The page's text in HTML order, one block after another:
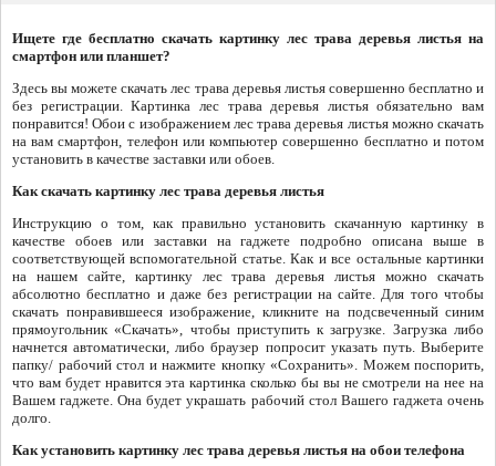
Ищете где бесплатно скачать картинку лес трава деревья листья на
смартфон или планшет?
Здесь вы можете скачать лес трава деревья листья совершенно бесплатно и
без регистрации. Картинка лес трава деревья листья обязательно вам
понравится! Обои с изображением лес трава деревья листья можно скачать
на вам смартфон, телефон или компьютер совершенно бесплатно и потом
установить в качестве заставки или обоев.
Как скачать картинку лес трава деревья листья
Инструкцию о том, как правильно установить скачанную картинку в
качестве обоев или заставки на гаджете подробно описана выше в
соответствующей вспомогательной статье. Как и все остальные картинки
на нашем сайте, картинку лес трава деревья листья можно скачать
абсолютно бесплатно и даже без регистрации на сайте. Для того чтобы
скачать понравившееся изображение, кликните на подсвеченный синим
прямоугольник «Скачать», чтобы приступить к загрузке. Загрузка либо
начнется автоматически, либо браузер попросит указать путь. Выберите
папку/ рабочий стол и нажмите кнопку «Сохранить». Можем поспорить,
что вам будет нравится эта картинка сколько бы вы не смотрели на нее на
Вашем гаджете. Она будет украшать рабочий стол Вашего гаджета очень
долго.
Как установить картинку лес трава деревья листья на обои телефона